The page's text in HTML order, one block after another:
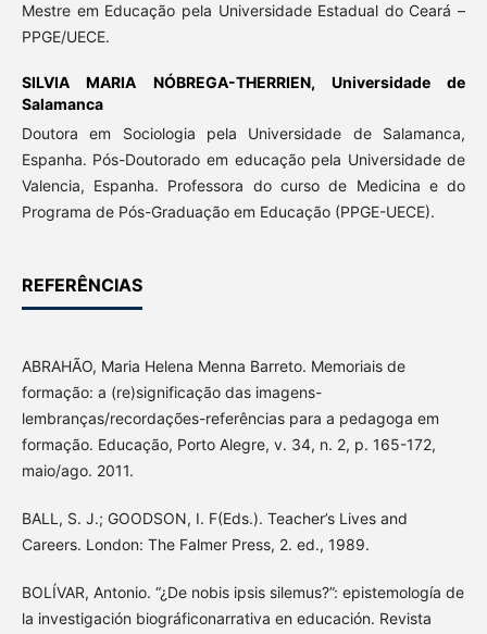
Mestre em Educação pela Universidade Estadual do Ceará –
PPGE/UECE.
SILVIA MARIA NÓBREGA-THERRIEN, Universidade de
Salamanca
Doutora em Sociologia pela Universidade de Salamanca,
Espanha. Pós-Doutorado em educação pela Universidade de
Valencia, Espanha. Professora do curso de Medicina e do
Programa de Pós-Graduação em Educação (PPGE-UECE).
REFERÊNCIAS
ABRAHÃO, Maria Helena Menna Barreto. Memoriais de
formação: a (re)significação das imagens-
lembranças/recordações-referências para a pedagoga em
formação. Educação, Porto Alegre, v. 34, n. 2, p. 165-172,
maio/ago. 2011.
BALL, S. J.; GOODSON, I. F(Eds.). Teacher’s Lives and
Careers. London: The Falmer Press, 2. ed., 1989.
BOLÍVAR, Antonio. “¿De nobis ipsis silemus?”: epistemología de
la investigación biográficonarrativa en educación. Revista